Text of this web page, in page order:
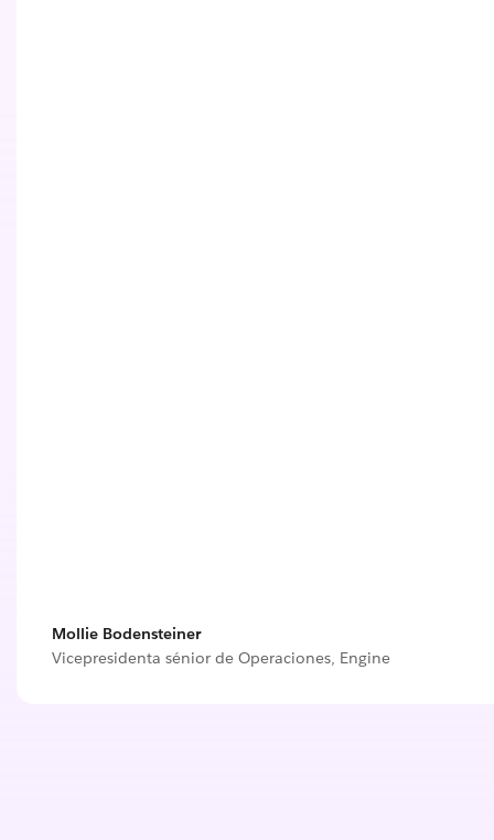
Mollie Bodensteiner
Vicepresidenta sénior de Operaciones, Engine